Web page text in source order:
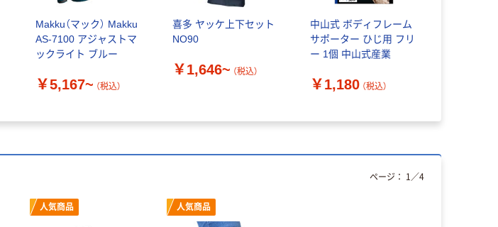
Makku（マック） Makku
AS-7100 アジャストマ
ックライト ブルー
￥5,167~ （税込）
喜多 ヤッケ上下セット
NO90
￥1,646~ （税込）
中山式 ボディフレーム
サポーター ひじ用 フリ
ー 1個 中山式産業
￥1,180 （税込）
人気商品 人気商品
ページ： 1 ／4